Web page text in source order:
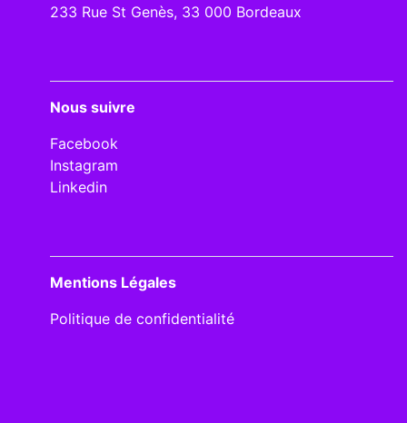
233 Rue St Genès, 33 000 Bordeaux
Nous suivre
Facebook
Instagram
Linkedin
Mentions Légales
Politique de confidentialité